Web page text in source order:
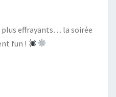
plus effrayants… la soirée
fun !